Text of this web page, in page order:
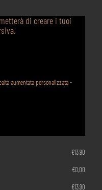
di creare i tuoi
aumentata personalizzata -
€13,90
€0,00
€13,90